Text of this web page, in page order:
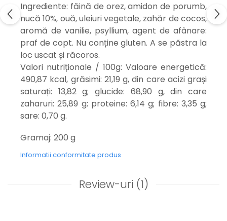
Ingrediente: făină de orez, amidon de porumb,
nucă 10%, ouă, uleiuri vegetale, zahăr de cocos,
aromă de vanilie, psyllium, agent de afânare:
praf de copt. Nu conține gluten. A se păstra la
loc uscat și răcoros.
Valori nutriționale / 100g: Valoare energetică:
490,87 kcal, grăsimi: 21,19 g, din care acizi grași
saturați: 13,82 g; glucide: 68,90 g, din care
zaharuri: 25,89 g; proteine: 6,14 g; fibre: 3,35 g;
sare: 0,70 g.
Gramaj: 200 g
Informatii conformitate produs
Review-uri (1)